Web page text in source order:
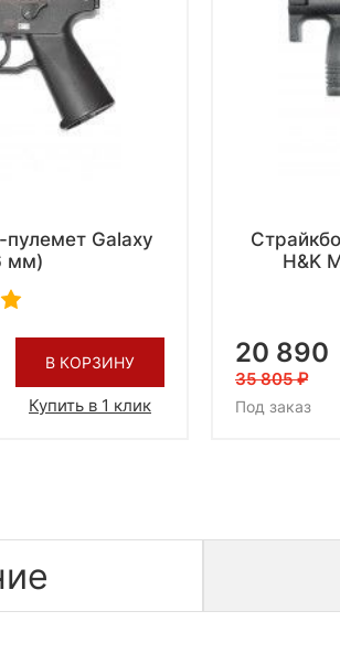
Galaxy
мм)
В КОРЗИНУ
Купить в 1 клик
H&K
20 890
35 805
Под заказ